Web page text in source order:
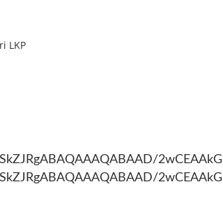
LKP